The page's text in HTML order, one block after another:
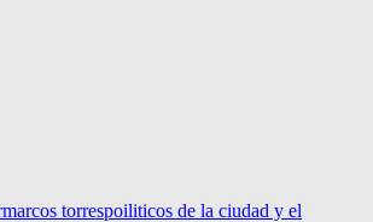
marcos torrespoiliticos de la ciudad y el